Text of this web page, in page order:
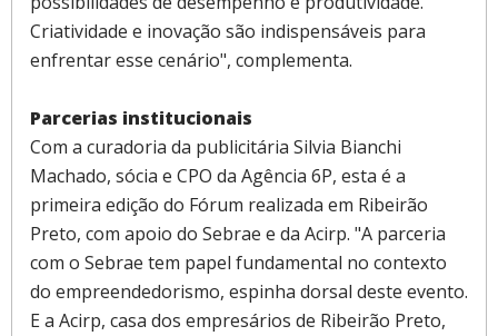
Criatividade e inovação são indispensáveis para
enfrentar esse cenário", complementa.
Parcerias institucionais
Com a curadoria da publicitária Silvia Bianchi
Machado, sócia e CPO da Agência 6P, esta é a
primeira edição do Fórum realizada em Ribeirão
Preto, com apoio do Sebrae e da Acirp. "A parceria
com o Sebrae tem papel fundamental no contexto
do empreendedorismo, espinha dorsal deste evento.
E a Acirp, casa dos empresários de Ribeirão Preto,